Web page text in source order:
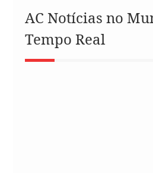
AC Notícias no
Tempo Real